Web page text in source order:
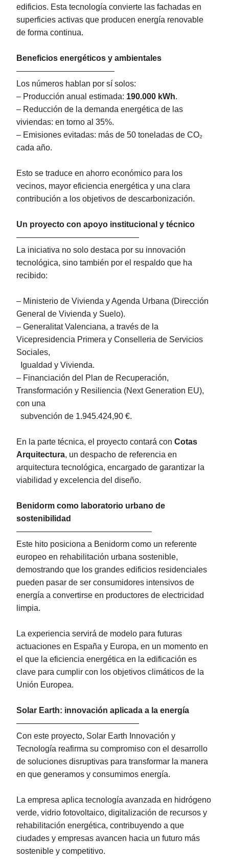
edificios. Esta tecnología convierte las fachadas en
superficies activas que producen energía renovable
de forma continua.
Beneficios energéticos y ambientales
————————————
Los números hablan por sí solos:
– Producción anual estimada: 190.000 kWh.
– Reducción de la demanda energética de las
viviendas: en torno al 35%.
– Emisiones evitadas: más de 50 toneladas de CO₂
cada año.
Esto se traduce en ahorro económico para los
vecinos, mayor eficiencia energética y una clara
contribución a los objetivos de descarbonización.
Un proyecto con apoyo institucional y técnico
———————————————
La iniciativa no solo destaca por su innovación
tecnológica, sino también por el respaldo que ha
recibido:
– Ministerio de Vivienda y Agenda Urbana (Dirección
General de Vivienda y Suelo).
– Generalitat Valenciana, a través de la
Vicepresidencia Primera y Conselleria de Servicios
Sociales,
Igualdad y Vivienda.
– Financiación del Plan de Recuperación,
Transformación y Resiliencia (Next Generation EU),
con una
subvención de 1.945.424,90 €.
En la parte técnica, el proyecto contará conCotas
Arquitectura, un despacho de referencia en
arquitectura tecnológica, encargado de garantizar la
viabilidad y excelencia del diseño.
Benidorm como laboratorio urbano de
sostenibilidad
————————————————–
Este hito posiciona a Benidorm como un referente
europeo en rehabilitación urbana sostenible,
demostrando que los grandes edificios residenciales
pueden pasar de ser consumidores intensivos de
energía a convertirse en productores de electricidad
limpia.
La experiencia servirá de modelo para futuras
actuaciones en España y Europa, en un momento en
el que la eficiencia energética en la edificación es
clave para cumplir con los objetivos climáticos de la
Unión Europea.
Solar Earth: innovación aplicada a la energía
———————————————
Con este proyecto, Solar Earth Innovación y
Tecnología reafirma su compromiso con el desarrollo
de soluciones disruptivas para transformar la manera
en que generamos y consumimos energía.
La empresa aplica tecnología avanzada en hidrógeno
verde, vidrio fotovoltaico, digitalización de recursos y
rehabilitación energética, contribuyendo a que
ciudades y empresas avancen hacia un futuro más
sostenible y competitivo.